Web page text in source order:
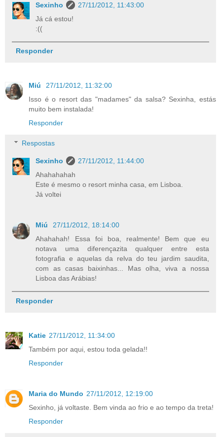
Sexinho
27/11/2012, 11:43:00
Já cá estou!
:((
Responder
Miú
27/11/2012, 11:32:00
Isso é o resort das "madames" da salsa? Sexinha, estás
muito bem instalada!
Responder
Respostas
Sexinho
27/11/2012, 11:44:00
Ahahahahah
Este é mesmo o resort minha casa, em Lisboa.
Já voltei
Miú
27/11/2012, 18:14:00
Ahahahah! Essa foi boa, realmente! Bem que eu
notava uma diferençazita qualquer entre esta
fotografia e aquelas da relva do teu jardim saudita,
com as casas baixinhas... Mas olha, viva a nossa
Lisboa das Arábias!
Responder
Katie 27/11/2012, 11:34:00
Também por aqui, estou toda gelada!!
Responder
Maria do Mundo 27/11/2012, 12:19:00
Sexinho, já voltaste. Bem vinda ao frio e ao tempo da treta!
Responder